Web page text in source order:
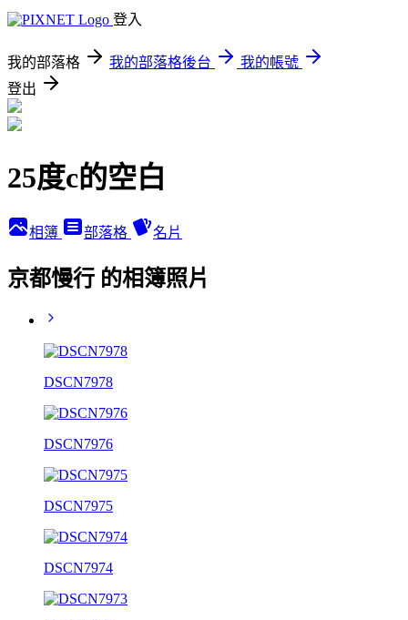
登入
我的部落格 我的部落格後台
我的帳號
登出
25度c的空白
相簿 部落格 名片
京都慢行 的相簿照片
DSCN7978
DSCN7976
DSCN7975
DSCN7974